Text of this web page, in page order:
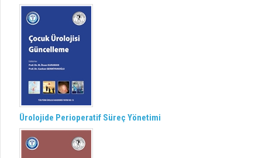
Ürolojide Perioperatif Süreç Yönetimi